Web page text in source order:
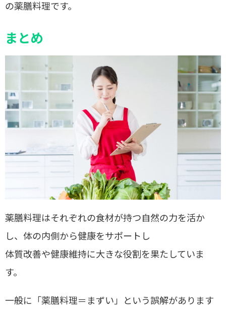
の薬膳料理です。
まとめ
薬膳料理はそれぞれの食材が持つ自然の力を活か
し、体の内側から健康をサポートし
体質改善や健康維持に大きな役割を果たしていま
す。
一般に「薬膳料理＝まずい」という誤解があります